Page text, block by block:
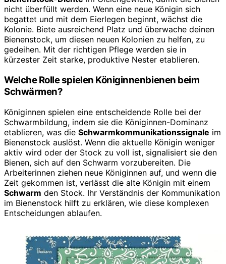
nicht überfüllt werden. Wenn eine neue Königin sich
begattet und mit dem Eierlegen beginnt, wächst die
Kolonie. Biete ausreichend Platz und überwache deinen
Bienenstock, um diesen neuen Kolonien zu helfen, zu
gedeihen. Mit der richtigen Pflege werden sie in
kürzester Zeit starke, produktive Nester etablieren.
Welche Rolle spielen Königinnenbienen beim
Schwärmen?
Königinnen spielen eine entscheidende Rolle bei der
Schwarmbildung, indem sie die Königinnen-Dominanz
etablieren, was die Schwarmkommunikationssignale im
Bienenstock auslöst. Wenn die aktuelle Königin weniger
aktiv wird oder der Stock zu voll ist, signalisiert sie den
Bienen, sich auf den Schwarm vorzubereiten. Die
Arbeiterinnen ziehen neue Königinnen auf, und wenn die
Zeit gekommen ist, verlässt die alte Königin mit einem
Schwarm den Stock. Ihr Verständnis der Kommunikation
im Bienenstock hilft zu erklären, wie diese komplexen
Entscheidungen ablaufen.